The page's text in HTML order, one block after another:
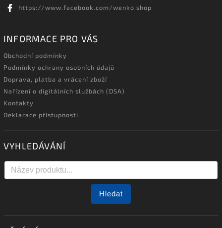
https://www.facebook.com/wenko.shop
INFORMACE PRO VÁS
Obchodní podmínky
Podmínky ochrany osobních údajů
Doprava, platba a vrácení zboží
Nařízení o digitálních službách (DSA)
Kontakty
Deklarace přístupnosti
VYHLEDÁVÁNÍ
Hledat